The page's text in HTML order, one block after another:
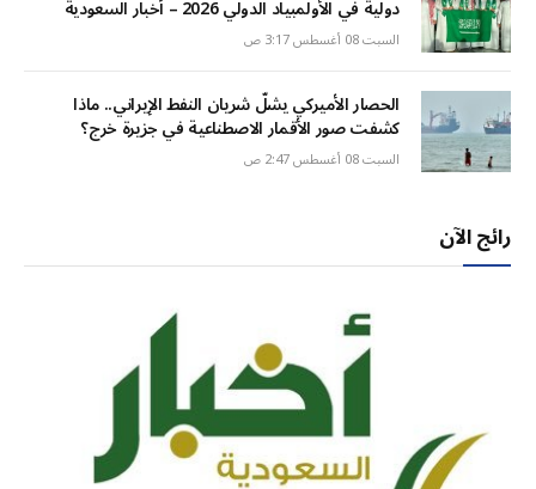
دولية في الأولمبياد الدولي 2026 – أخبار السعودية
السبت 08 أغسطس 3:17 ص
الحصار الأميركي يشلّ شريان النفط الإيراني.. ماذا
كشفت صور الأقمار الاصطناعية في جزيرة خرج؟
السبت 08 أغسطس 2:47 ص
رائج الآن